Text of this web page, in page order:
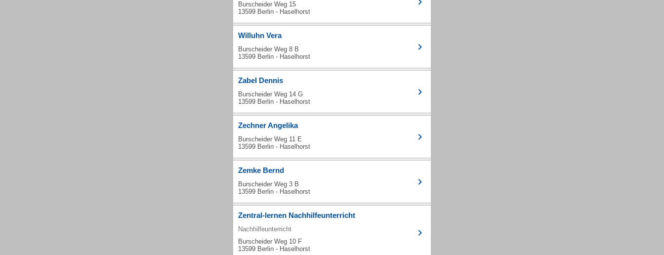
Burscheider Weg 15
13599 Berlin - Haselhorst
Willuhn Vera
Burscheider Weg 8 B
13599 Berlin - Haselhorst
Zabel Dennis
Burscheider Weg 14 G
13599 Berlin - Haselhorst
Zechner Angelika
Burscheider Weg 11 E
13599 Berlin - Haselhorst
Zemke Bernd
Burscheider Weg 3 B
13599 Berlin - Haselhorst
Zentral-lernen Nachhilfeunterricht
Nachhilfeunterricht
Burscheider Weg 10 F
13599 Berlin - Haselhorst